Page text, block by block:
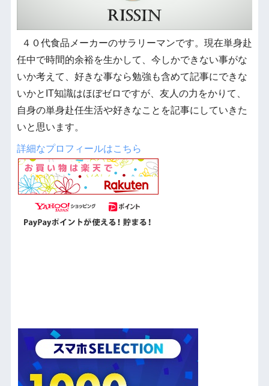
４０代食品メーカーのサラリーマンです。現在単身赴
任中で時間的余裕を生かして、今しかできない事がな
いか考えて、好きな事なら勉強も含めて記事にできな
いかとIT知識はほぼゼロですが、友人の力をかりて、
自身の単身赴任生活や好きなことを記事にしていきた
いと思います。
詳細なプロフィールはこちら